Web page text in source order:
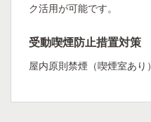
ク活用が可能です。
受動喫煙防止措置対策
屋内原則禁煙（喫煙室あり）